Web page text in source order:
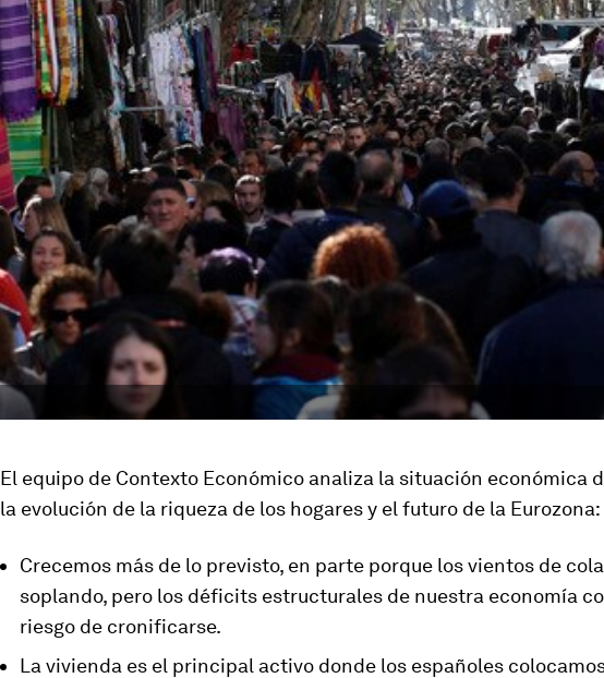
El equipo de Contexto Económico analiza la situación económica
la evolución de la riqueza de los hogares y el futuro de la Eurozona:
Crecemos más de lo previsto, en parte porque los vientos de
soplando, pero los déficits estructurales de nuestra economía
riesgo de cronificarse.
La vivienda es el principal activo donde los españoles